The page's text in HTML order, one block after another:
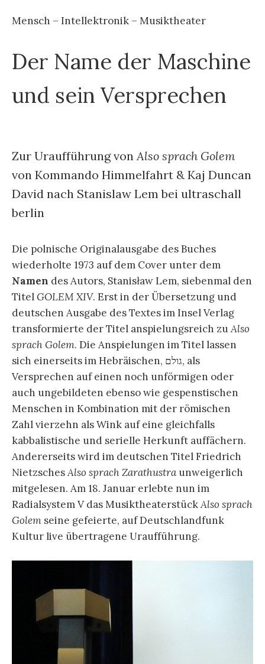
Mensch – Intellektronik – Musiktheater
Der Name der Maschine
und sein Versprechen
Zur Uraufführung von Also sprach Golem
von Kommando Himmelfahrt & Kaj Duncan
David nach Stanislaw Lem bei ultraschall
berlin
Die polnische Originalausgabe des Buches
wiederholte 1973 auf dem Cover unter dem
Namen des Autors, Stanisław Lem, siebenmal den
TitelGOLEM XIV. Erst in der Übersetzung und
deutschen Ausgabe des Textes im Insel Verlag
transformierte der Titel anspielungsreich zuAlso
sprach Golem. Die Anspielungen im Titel lassen
sich einerseits im Hebräischen, גולם, als
Versprechen auf einen noch unförmigen oder
auch ungebildeten ebenso wie gespenstischen
Menschen in Kombination mit der römischen
Zahl vierzehn als Wink auf eine gleichfalls
kabbalistische und serielle Herkunft auffächern.
Andererseits wird im deutschen Titel Friedrich
NietzschesAlso sprach Zarathustra unweigerlich
mitgelesen. Am 18. Januar erlebte nun im
Radialsystem V das MusiktheaterstückAlso sprach
Golem seine gefeierte, auf Deutschlandfunk
Kultur live übertragene Uraufführung.